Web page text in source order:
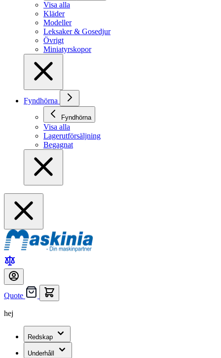
Visa alla
Kläder
Modeller
Leksaker & Gosedjur
Övrigt
Miniatyrskopor
Fyndhörna
Fyndhörna
Visa alla
Lagerutförsäljning
Begagnat
Quote
hej
Redskap
Underhåll